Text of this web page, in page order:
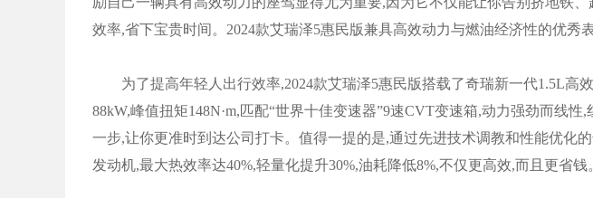
效率,省下宝贵时间。2024款艾瑞泽5惠民版兼具高效动力与燃油经济性的优秀
为了提高年轻人出行效率,2024款艾瑞泽5惠民版搭载了奇瑞新一代1.5L高
88kW,峰值扭矩148N·m,匹配“世界十佳变速器”9速CVT变速箱,动力强劲而线性
一步,让你更准时到达公司打卡。值得一提的是,通过先进技术调教和性能优化
发动机,最大热效率达40%,轻量化提升30%,油耗降低8%,不仅更高效,而且更省钱